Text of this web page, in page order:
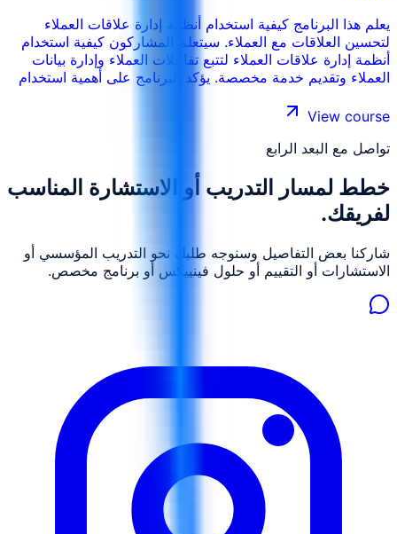
يعلم هذا البرنامج كيفية استخدام أنظمة إدارة علاقات العملاء
لتحسين العلاقات مع العملاء. سيتعلم المشاركون كيفية استخدام
أنظمة إدارة علاقات العملاء لتتبع تفاعلات العملاء وإدارة بيانات
العملاء وتقديم خدمة مخصصة. يؤكد البرنامج على أهمية استخدام
View course
تواصل مع البعد الرابع
خطط لمسار التدريب أو الاستشارة المناسب
لفريقك.
شاركنا بعض التفاصيل وسنوجه طلبك نحو التدريب المؤسسي أو
الاستشارات أو التقييم أو حلول فينييكس أو برنامج مخصص.